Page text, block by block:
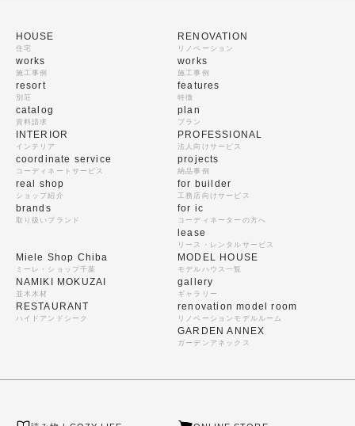
HOUSE
住宅
works
施工事例
resort
別荘
catalog
資料請求
RENOVATION
リノベーション
works
施工事例
features
特徴
plan
プラン
INTERIOR
インテリア
coordinate service
コーディネートサービス
real shop
ショップ紹介
brands
取り扱いブランド
PROFESSIONAL
法人向けサービス
projects
納品事例
for builder
工務店向けサービス
for ic
コーディネーターの方へ
lease
リース・レンタルサービス
Miele Shop Chiba
ミーレ・ショップ千葉
NAMIKI MOKUZAI
並木木材
RESTAURANT
ハイドアンドシーク
MODEL HOUSE
モデルハウス一覧
gallery
ギャラリー
renovation model room
リノベーションモデルルーム
GARDEN ANNEX
ガーデンアネックス